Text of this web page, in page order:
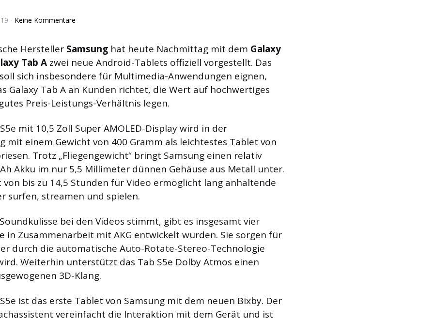
Keine Kommentare
Hersteller Samsung hat heute Nachmittag mit dem Galaxy
Tab A zwei neue Android-Tablets offiziell vorgestellt. Das
soll sich insbesondere für Multimedia-Anwendungen eignen,
Galaxy Tab A an Kunden richtet, die Wert auf hochwertiges
Preis-Leistungs-Verhältnis legen.
mit 10,5 Zoll Super AMOLED-Display wird in der
mit einem Gewicht von 400 Gramm als leichtestes Tablet von
Trotz „Fliegengewicht“ bringt Samsung einen relativ
Akku im nur 5,5 Millimeter dünnen Gehäuse aus Metall unter.
von bis zu 14,5 Stunden für Video ermöglicht lang anhaltende
surfen, streamen und spielen.
bei den Videos stimmt, gibt es insgesamt vier
in Zusammenarbeit mit AKG entwickelt wurden. Sie sorgen für
durch die automatische Auto-Rotate-Stereo-Technologie
Weiterhin unterstützt das Tab S5e Dolby Atmos einen
3D-Klang.
ist das erste Tablet von Samsung mit dem neuen Bixby. Der
vereinfacht die Interaktion mit dem Gerät und ist